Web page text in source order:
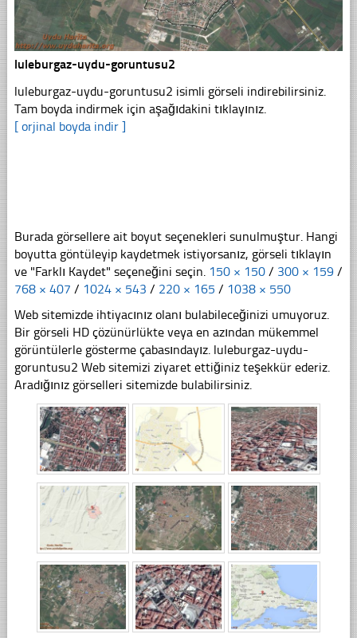
luleburgaz-uydu-goruntusu2
luleburgaz-uydu-goruntusu2 isimli görseli indirebilirsiniz.
Tam boyda indirmek için aşağıdakini tıklayınız.
[ orjinal boyda indir ]
Burada görsellere ait boyut seçenekleri sunulmuştur. Hangi
boyutta göntüleyip kaydetmek istiyorsanız, görseli tıklayın
ve "Farklı Kaydet" seçeneğini seçin. 150 × 150 / 300 × 159 /
768 × 407 / 1024 × 543 / 220 × 165 / 1038 × 550
Web sitemizde ihtiyacınız olanı bulabileceğinizi umuyoruz.
Bir görseli HD çözünürlükte veya en azından mükemmel
görüntülerle gösterme çabasındayız. luleburgaz-uydu-
goruntusu2 Web sitemizi ziyaret ettiğiniz teşekkür ederiz.
Aradığınız görselleri sitemizde bulabilirsiniz.